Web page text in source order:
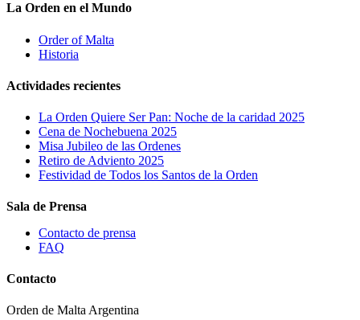
La Orden en el Mundo
Order of Malta
Historia
Actividades recientes
La Orden Quiere Ser Pan: Noche de la caridad 2025
Cena de Nochebuena 2025
Misa Jubileo de las Ordenes
Retiro de Adviento 2025
Festividad de Todos los Santos de la Orden
Sala de Prensa
Contacto de prensa
FAQ
Contacto
Orden de Malta Argentina